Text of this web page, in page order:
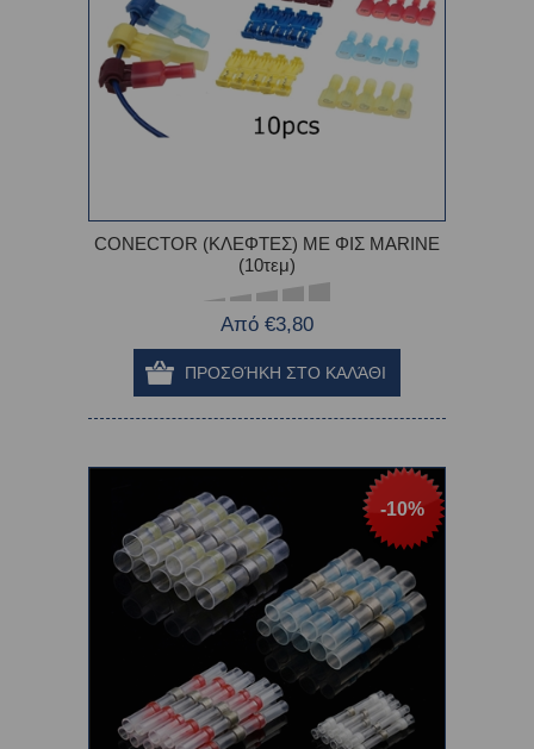
CONECTOR (ΚΛΕΦΤΕΣ) ΜΕ ΦΙΣ MARINE
(10τεμ)
Από €3,80
-10%